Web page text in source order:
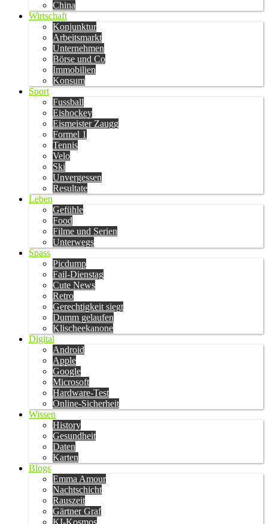
China
Wirtschaft
Konjunktur
Arbeitsmarkt
Unternehmen
Börse und Co
Immobilien
Konsum
Sport
Fussball
Eishockey
Eismeister Zaugg
Formel 1
Tennis
Velo
Ski
Unvergessen
Resultate
Leben
Gefühle
Food
Filme und Serien
Unterwegs
Spass
Picdump
Fail-Dienstag
Cute News
Retro
Gerechtigkeit siegt
Dumm gelaufen
Klischeekanone
Digital
Android
Apple
Google
Microsoft
Hardware-Test
Online-Sicherheit
Wissen
History
Gesundheit
Daten
Karten
Blogs
Emma Amour
Nachtschicht
Rauszeit
Gärtner Graf
KI-Kosmos